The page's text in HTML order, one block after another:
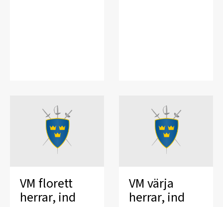
VM florett
herrar, ind
VM värja
herrar, ind